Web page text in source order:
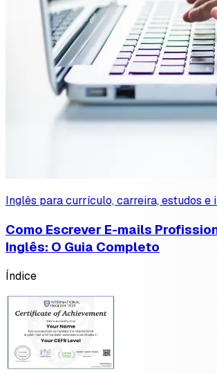
Inglês para currículo, carreira, estudos e
Como Escrever E-mails
Inglês: O Guia Completo
Índice